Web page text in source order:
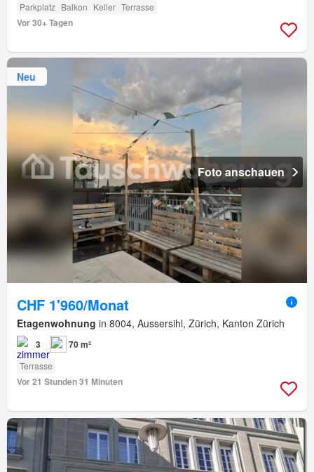
Parkplatz Balkon Keller Terrasse
Vor 30+ Tagen
Neu
Foto anschauen
CHF 1'960/Monat
Etagenwohnung in 8004, Aussersihl, Zürich, Kanton Zürich
3 70 m²
Terrasse
Vor 21 Stunden 31 Minuten